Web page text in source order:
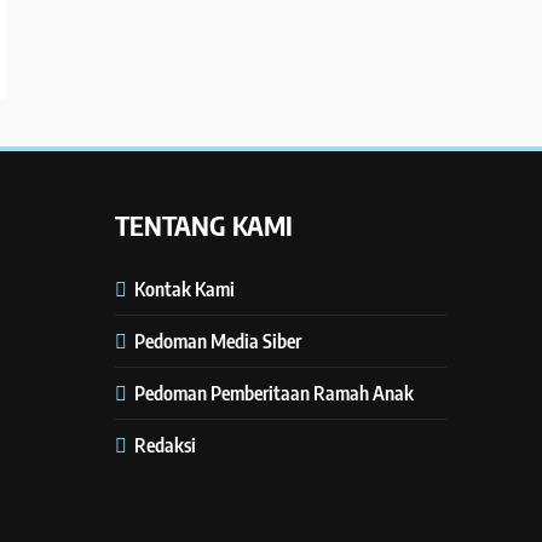
TENTANG KAMI
Kontak Kami
Pedoman Media Siber
Pedoman Pemberitaan Ramah Anak
Redaksi